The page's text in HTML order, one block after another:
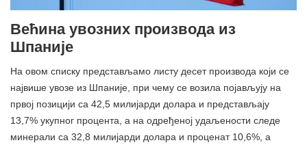
Већина увозних производа из
Шпаније
На овом списку представљамо листу десет производа који се
највише увозе из Шпаније, при чему се возила појављују на
првој позицији са 42,5 милијарди долара и представљају
13,7% укупног процента, а на одређеној удаљености следе
минерали са 32,8 милијарди долара и проценат 10,6%, а